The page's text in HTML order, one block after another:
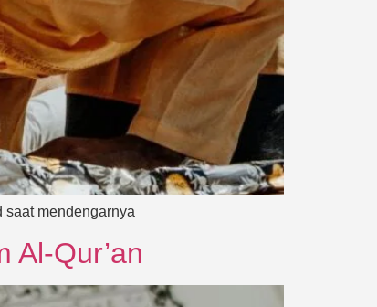
saat mendengarnya
Al-Qur’an